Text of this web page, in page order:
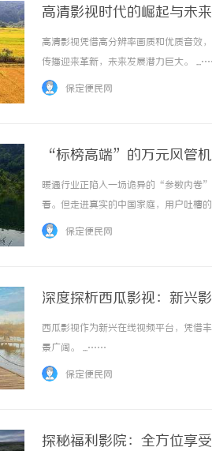
高清影视时代的崛起与未
高清影视凭借高分辨率画质和优质音效
传播迎来革新，未来发展潜力巨大。
保定便民网
“标榜高端”的万元风管
暖通行业正陷入一场诡异的“参数内卷
看。但走进真实的中国家庭，用户吐槽
脚底冰凉、深夜空调启停的“哐当”声
保定便民网
深度探析西瓜影视：新兴
西瓜影视作为新兴在线视频平台，凭借
景广阔。 ...……
保定便民网
探秘福利影院：全方位享